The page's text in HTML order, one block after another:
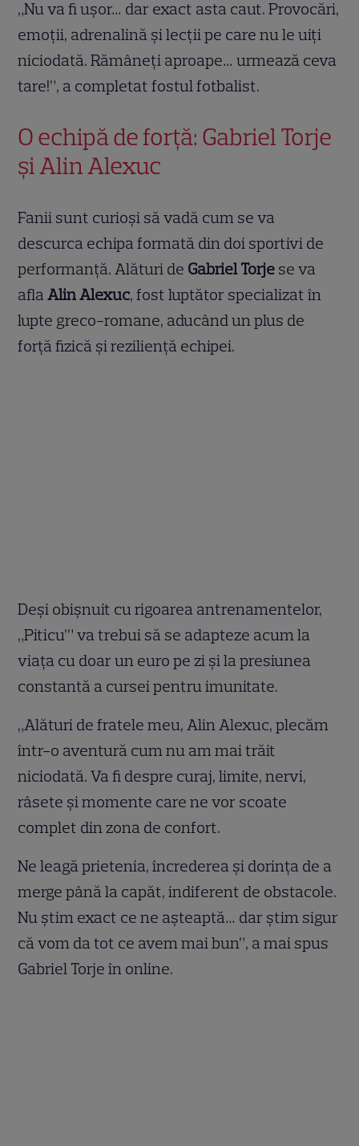
„Nu va fi ușor… dar exact asta caut. Provocări,
emoții, adrenalină și lecții pe care nu le uiți
niciodată. Rămâneți aproape… urmează ceva
tare!”, a completat fostul fotbalist.
O echipă de forță: Gabriel Torje
și Alin Alexuc
Fanii sunt curioși să vadă cum se va
descurca echipa formată din doi sportivi de
performanță. Alături de Gabriel Torje se va
aflaAlin Alexuc, fost luptător specializat în
lupte greco-romane, aducând un plus de
forță fizică și reziliență echipei.
Deși obișnuit cu rigoarea antrenamentelor,
„Piticu’” va trebui să se adapteze acum la
viața cu doar un euro pe zi și la presiunea
constantă a cursei pentru imunitate.
„Alături de fratele meu, Alin Alexuc, plecăm
într-o aventură cum nu am mai trăit
niciodată. Va fi despre curaj, limite, nervi,
râsete și momente care ne vor scoate
complet din zona de confort.
Ne leagă prietenia, încrederea și dorința de a
merge până la capăt, indiferent de obstacole.
Nu știm exact ce ne așteaptă… dar știm sigur
că vom da tot ce avem mai bun”, a mai spus
Gabriel Torje în online.